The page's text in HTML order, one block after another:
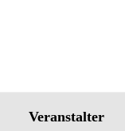
Veranstalter